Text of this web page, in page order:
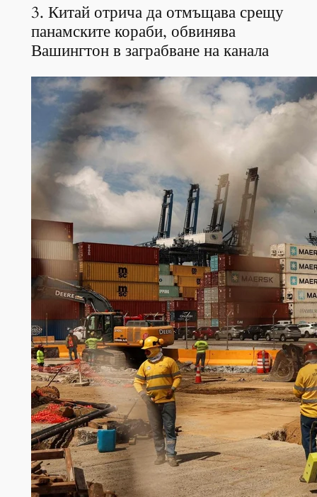
3. Китай отрича да отмъщава срещу
панамските кораби, обвинява
Вашингтон в заграбване на канала